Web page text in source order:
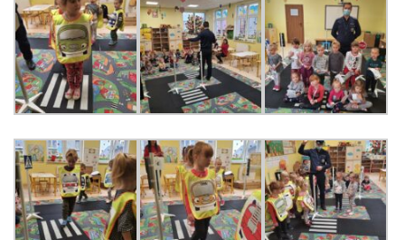
WIEWIÓRKI – BYSŁAW
MISIE – BYSŁAW
WIEWIÓRKI – LUBIEWO
ŻABKI – LUBIEWO